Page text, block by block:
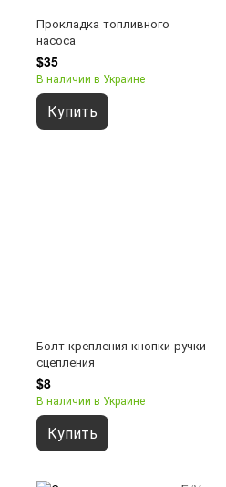
Прокладка топливного
насоса
$35
В наличии в Украине
Купить
Болт крепления кнопки ручки
сцепления
$8
В наличии в Украине
Купить